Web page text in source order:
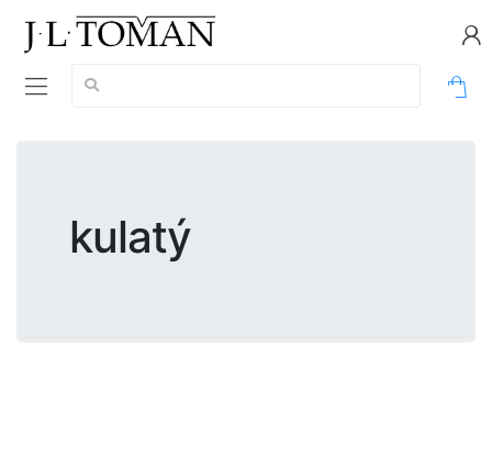
Vyhledávání:
kulatý